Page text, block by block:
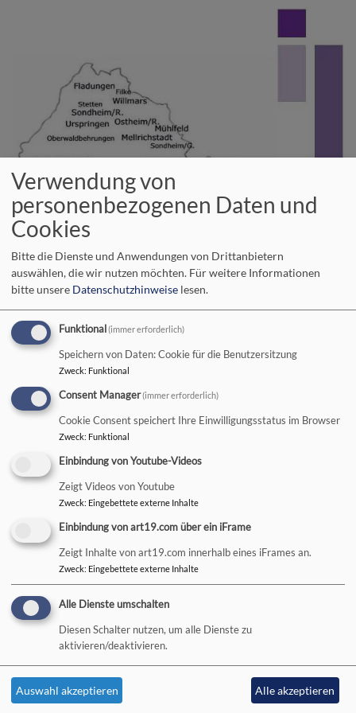
Wir im Evangelisch-Lutherischen
Dekanatsbezirk Bad Neustadt an der
Saale
Hauptnavigation
Lebensbegleitung
Hauptnavigation
Aktuelles
Wer macht was?
und Nachbardekanate
Kirchliches Leben
Cookie-Einstellungen
Datenschutzerklärung
Barrierefreiheitserklärung
Verwendung von
personenbezogenen Daten und
Cookies
Bitte die Dienste und Anwendungen von Drittanbietern
auswählen, die wir nutzen möchten. Für weitere Informationen
bitte unsere Datenschutzhinweise lesen.
Funktional (immer erforderlich)
Speichern von Daten: Cookie für die Benutzersitzung
Zweck: Funktional
Consent Manager(immer erforderlich)
Cookie Consent speichert Ihre Einwilligungsstatus im Browser
Zweck: Funktional
Einbindung von Youtube-Videos
Zeigt Videos von Youtube
Zweck: Eingebettete externe Inhalte
Einbindung von art19.com über ein iFrame
Zeigt Inhalte von art19.com innerhalb eines iFrames an.
Zweck: Eingebettete externe Inhalte
Alle Dienste umschalten
Diesen Schalter nutzen, um alle Dienste zu
aktivieren/deaktivieren.
Auswahl akzeptieren Alle akzeptieren